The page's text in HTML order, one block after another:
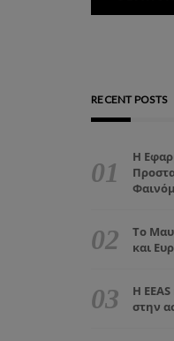
RECENT POSTS
Η
Το
και
Η
στην